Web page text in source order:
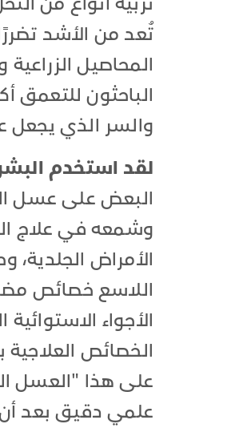
المحاصيل
الباحثون للتعمق
والسر الذي يجعل
لقد استخدم
البعض على عسل
وشمعه في علاج
الأمراض
اللاسع خصائص
الأجواء
الخصائص
على هذا "العسل
علمي دقيق بعد